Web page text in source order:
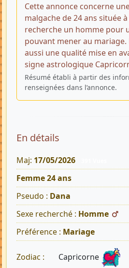
Cette annonce concerne
malgache de 24 ans située
recherche un homme pour
pouvant mener au
aussi une qualité mise en
signe astrologique
Résumé établi à partir des
renseignées dans l’annonce.
En détails
Maj: 17/05/2026
Femme 24 ans
Pseudo : Dana
Sexe recherché : Homme
Préférence : Mariage
Zodiac : Capricorne